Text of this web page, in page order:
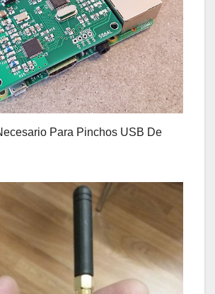
Para Pinchos USB De